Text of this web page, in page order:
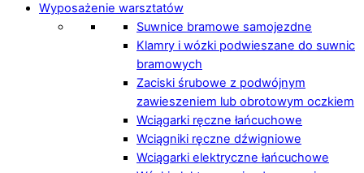
Wyposażenie warsztatów
Suwnice bramowe samojezdne
Klamry i wózki podwieszane do suwnic
bramowych
Zaciski śrubowe z podwójnym
zawieszeniem lub obrotowym oczkiem
Wciągarki ręczne łańcuchowe
Wciągniki ręczne dźwigniowe
Wciągarki elektryczne łańcuchowe